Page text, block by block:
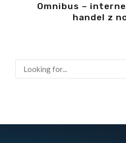
Omnibus –
handel z